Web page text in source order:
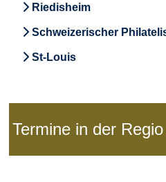
Riedisheim
Schweizerischer
St-Louis
Termine in der